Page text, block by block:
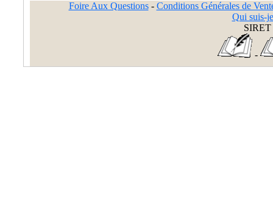
Foire Aux Questions- Conditions Générales de
Qui suis-
SIRET
-